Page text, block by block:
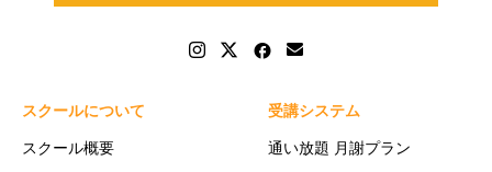
スクールについて
スクール概要
受講システム
通い放題 月謝プラン